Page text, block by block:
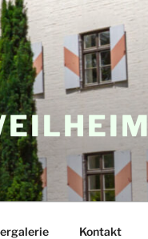
Kontakt